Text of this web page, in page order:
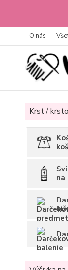
O nás
Krst /
na